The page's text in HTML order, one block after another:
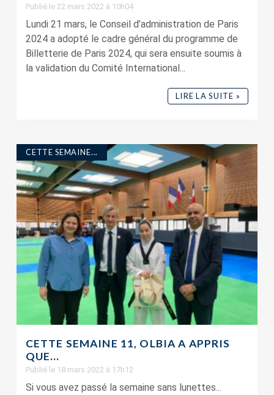
Publié le 22 mars 2022 à 10h04
Lundi 21 mars, le Conseil d’administration de Paris
2024 a adopté le cadre général du programme de
Billetterie de Paris 2024, qui sera ensuite soumis à
la validation du Comité International...
LIRE LA SUITE »
CETTE SEMAINE...
CETTE SEMAINE 11, OLBIA A APPRIS
QUE…
Publié le 18 mars 2022 à 17h12
Si vous avez passé la semaine sans lunettes...